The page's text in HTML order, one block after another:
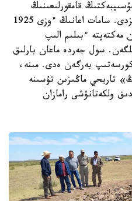
قامقورلىعىنىڭ
ارقاسىندا ءتىرى قالعانىن جەتكىزدى. سامات اعانىڭ ءوزى 1925
ءبىلىم الىپ
سول جەردە ماعان بارلىق
بەرگەن ەدى. مىنە،
تاريحي ماڭىزىن تۇسىنە
ولكەتانۋشى رامازان